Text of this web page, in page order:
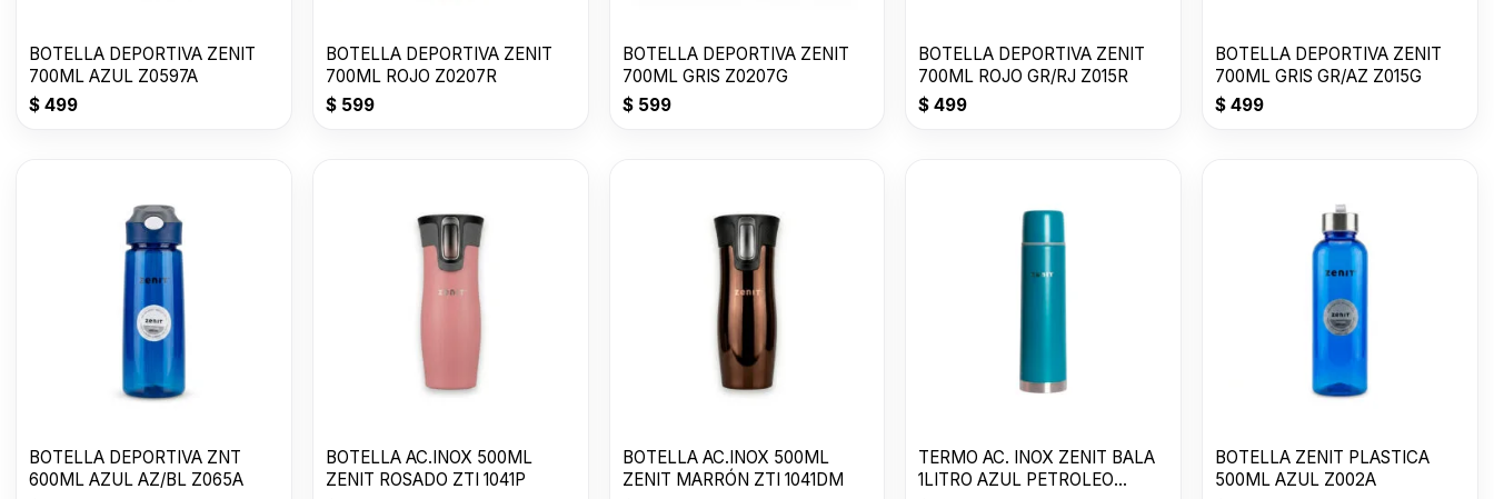
BOTELLA DEPORTIVA ZENIT
700ML AZUL Z0597A
$ 499
BOTELLA DEPORTIVA ZENIT
700ML ROJO Z0207R
$599
BOTELLA DEPORTIVA ZENIT
700ML GRIS Z0207G
$599
BOTELLA DEPORTIVA ZENIT
700ML ROJO GR/RJ Z015R
$ 499
BOTELLA DEPORTIVA ZENIT
700ML GRIS GR/AZ Z015G
$ 499
BOTELLA DEPORTIVA ZNT
600ML AZUL AZ/BL Z065A
BOTELLA AC.INOX 500ML
ZENIT ROSADO ZTI 1041P
BOTELLA AC.INOX 500ML
ZENIT MARRÓN ZTI 1041DM
TERMO AC. INOX ZENIT BALA
1LITRO AZUL PETROLEO
BOTELLA ZENIT PLASTICA
500ML AZUL Z002A